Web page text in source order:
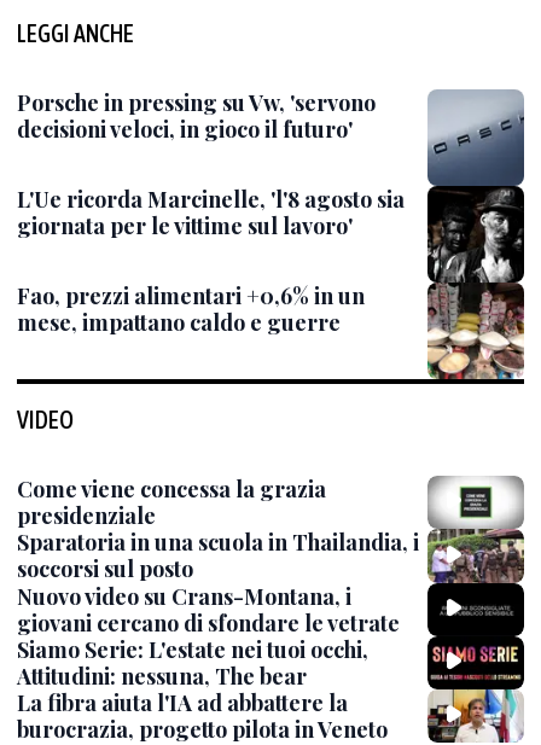
LEGGI ANCHE
Porsche in pressing su Vw, 'servono
decisioni veloci, in gioco il futuro'
L'Ue ricorda Marcinelle, 'l'8 agosto sia
giornata per le vittime sul lavoro'
Fao, prezzi alimentari +0,6% in un
mese, impattano caldo e guerre
VIDEO
Come viene concessa la grazia
presidenziale
Sparatoria in una scuola in Thailandia, i
soccorsi sul posto
Nuovo video su Crans-Montana, i
giovani cercano di sfondare le vetrate
Siamo Serie: L'estate nei tuoi occhi,
Attitudini: nessuna, The bear
La fibra aiuta l'IA ad abbattere la
burocrazia, progetto pilota in Veneto